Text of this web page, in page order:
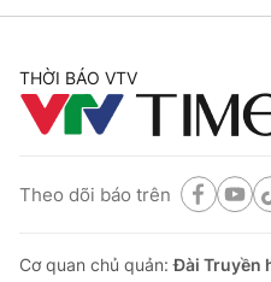
THỜI BÁO VTV
Theo dõi báo trên
Cơ quan chủ quản:Đài Truyền